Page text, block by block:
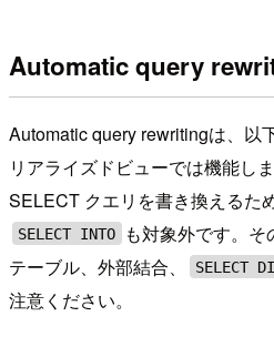
Automatic query
Automatic query rewritingは、以
リアライズドビューでは機能し
SELECT クエリを書き換えるため
SELECT INTO
も対象外です。
テーブル、外部結合、
SELECT
注意ください。